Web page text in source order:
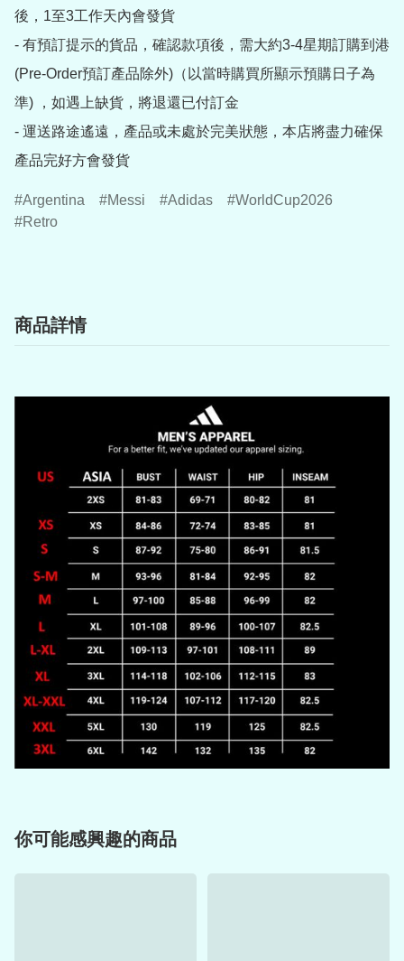
後，1至3工作天內會發貨
- 有預訂提示的貨品，確認款項後，需大約3-4星期訂購到港
(Pre-Order預訂產品除外)（以當時購買所顯示預購日子為
準) ，如遇上缺貨，將退還已付訂金
- 運送路途遙遠，產品或未處於完美狀態，本店將盡力確保
產品完好方會發貨
Argentina Messi Adidas
WorldCup2026
Retro
商品詳情
你可能感興趣的商品